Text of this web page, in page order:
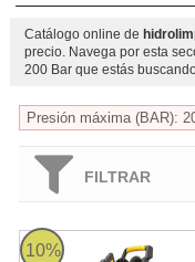
Catálogo online de
precio. Navega por esta
200 Bar que estás
Presión máxima (BAR):
FILTRAR
10%
ULTIMATE 519LE